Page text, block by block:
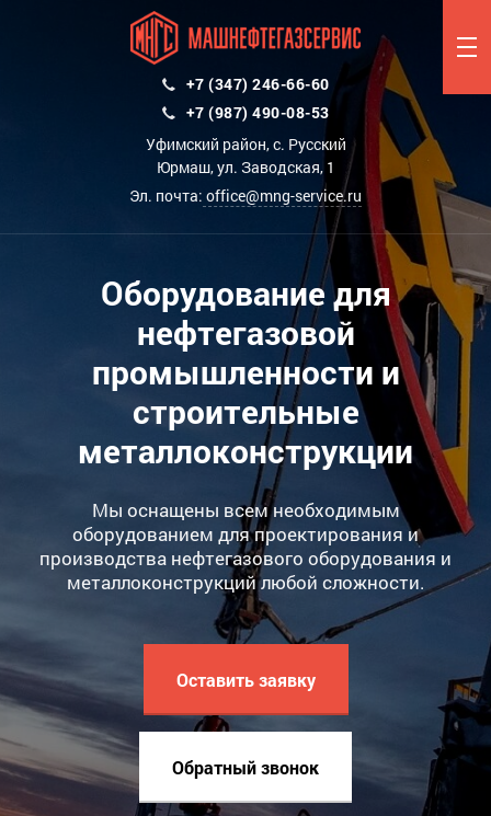
+7 (347) 246-66-60
+7 (987) 490-08-53
Уфимский район, с. Русский
Юрмаш, ул. Заводская, 1
Эл. почта: office@mng-service.ru
Оборудование для
нефтегазовой
промышленности и
строительные
металлоконструкции
Мы оснащены всем необходимым
оборудованием для проектирования и
производства нефтегазового оборудования и
металлоконструкций любой сложности.
Оставить заявку
Обратный звонок